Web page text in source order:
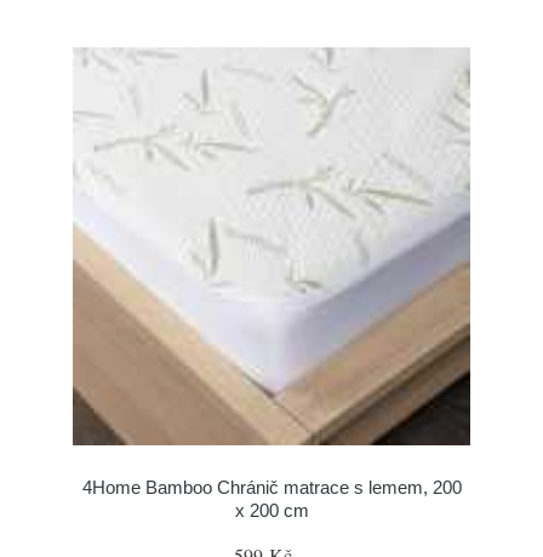
4Home Bamboo Chránič matrace s lemem, 200
x 200 cm